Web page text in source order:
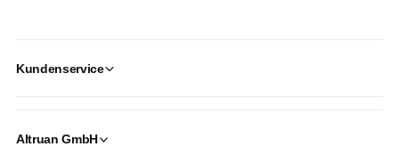
Kundenservice
Altruan GmbH